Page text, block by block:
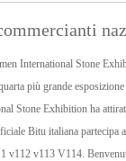
International Stone
più grande
Stone Exhibition ha
Bitu italiana partecipa
v112 v113 V114.